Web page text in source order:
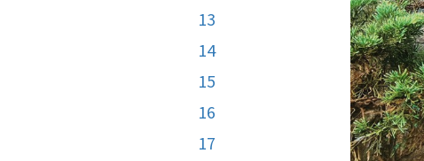
13
14
15
16
17